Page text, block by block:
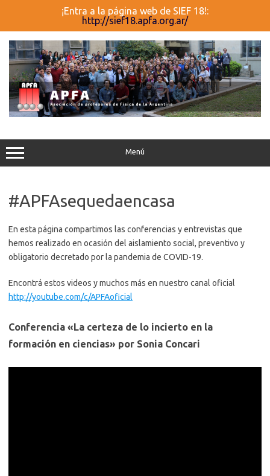
¡Entra a la página web de SIEF 18!:
http://sief18.apfa.org.ar/
contenido
Menú
#APFAsequedaencasa
En esta página compartimos las conferencias y entrevistas que
hemos realizado en ocasión del aislamiento social, preventivo y
obligatorio decretado por la pandemia de COVID-19.
Encontrá estos videos y muchos más en nuestro canal oficial
http://youtube.com/c/APFAoficial
Conferencia «La certeza de lo incierto en la
formación en ciencias» por Sonia Concari